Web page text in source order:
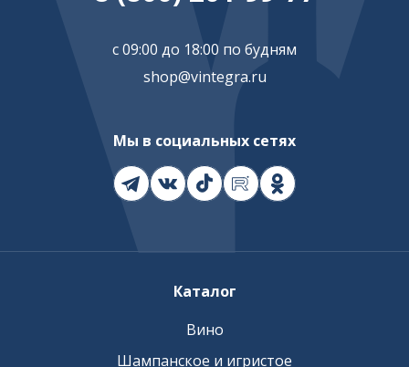
с 09:00 до 18:00 по будням
shop@vintegra.ru
Мы в социальных сетях
Каталог
Вино
Шампанское и игристое